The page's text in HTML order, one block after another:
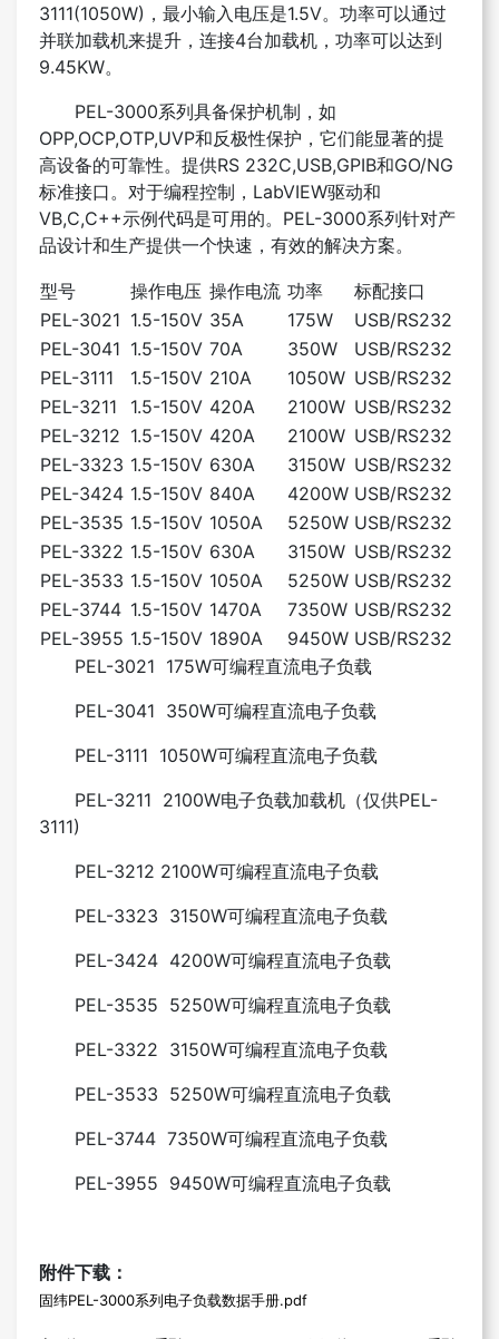
3111(1050W)，最小输入电压是1.5V。功率可以通过
并联加载机来提升，连接4台加载机，功率可以达到
9.45KW。
PEL-3000系列具备保护机制，如
OPP,OCP,OTP,UVP和反极性保护，它们能显著的提
高设备的可靠性。提供RS 232C,USB,GPIB和GO/NG
标准接口。对于编程控制，LabVIEW驱动和
VB,C,C++示例代码是可用的。PEL-3000系列针对产
品设计和生产提供一个快速，有效的解决方案。
型号 操作电压 操作电流 功率
标配接口
PEL-3021 1.5-150V 35A 175W
USB/RS232
PEL-3041 1.5-150V 70A 350W
USB/RS232
PEL-3111
1.5-150V 210A 1050W USB/RS232
PEL-3211
1.5-150V 420A 2100W USB/RS232
PEL-3212 1.5-150V 420A 2100W USB/RS232
PEL-3323 1.5-150V 630A 3150W USB/RS232
PEL-3424 1.5-150V 840A 4200W USB/RS232
PEL-3535 1.5-150V 1050A 5250W USB/RS232
PEL-3322 1.5-150V 630A 3150W USB/RS232
PEL-3533 1.5-150V 1050A 5250W USB/RS232
PEL-3744 1.5-150V 1470A 7350W USB/RS232
PEL-3955 1.5-150V 1890A 9450W USB/RS232
PEL-3021 175W可编程直流电子负载
PEL-3041 350W可编程直流电子负载
PEL-3111 1050W可编程直流电子负载
PEL-3211 2100W电子负载加载机（仅供PEL-
3111)
PEL-3212 2100W可编程直流电子负载
PEL-3323 3150W可编程直流电子负载
PEL-3424 4200W可编程直流电子负载
PEL-3535 5250W可编程直流电子负载
PEL-3322 3150W可编程直流电子负载
PEL-3533 5250W可编程直流电子负载
PEL-3744 7350W可编程直流电子负载
PEL-3955 9450W可编程直流电子负载
附件下载：
固纬PEL-3000系列电子负载数据手册.pdf